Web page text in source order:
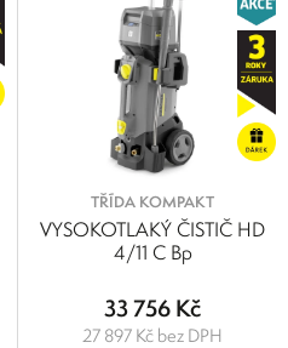
TŘÍDA KOMPAKT
VYSOKOTLAKÝ ČISTIČ HD
4/11 C Bp
33 756 Kč
27 897 Kč bez DPH